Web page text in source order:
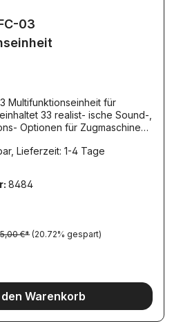
03
für
33 realist- ische Sound-,
Optionen für Zugmaschinen
Signal,
des Motors, Warnung bei
feinfühliger Regelung und
Lieferzeit: 1-4 Tage
8484
€* (20.72% gespart)
den Warenkorb